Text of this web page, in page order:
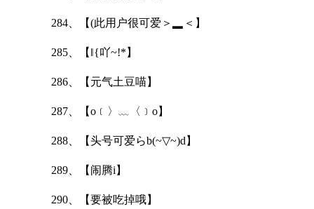
284、【(此用户很可爱＞▂＜】
285、【‖{吖~!*】
286、【元气土豆喵】
287、【o﹝〉﹏〈﹞o】
288、【头号可爱らb(~▽~)d】
289、【闹腾i】
290、【要被吃掉哦】